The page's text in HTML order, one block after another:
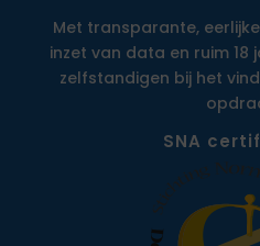
Met transparante,
inzet van data en ruim
zelfstandigen bij het
SNA